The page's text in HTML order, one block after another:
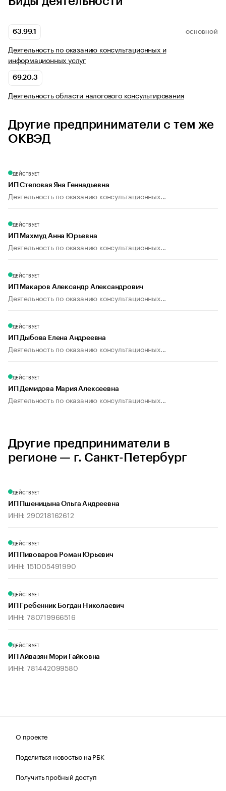
63.99.1 ОСНОВНОЙ
Деятельность по оказанию консультационных и
информационных услуг
69.20.3
Деятельность области налогового консультирования
Другие предприниматели с тем же
ОКВЭД
ДЕЙСТВУЕТ
ИП Степовая Яна Геннадьевна
Деятельность по оказанию консультационных...
ДЕЙСТВУЕТ
ИП Махмуд Анна Юрьевна
Деятельность по оказанию консультационных...
ДЕЙСТВУЕТ
ИП Макаров Александр Александрович
Деятельность по оказанию консультационных...
ДЕЙСТВУЕТ
ИП Дыбова Елена Андреевна
Деятельность по оказанию консультационных...
ДЕЙСТВУЕТ
ИП Демидова Мария Алексеевна
Деятельность по оказанию консультационных...
Другие предприниматели в
регионе — г. Санкт-Петербург
ДЕЙСТВУЕТ
ИП Пшеницына Ольга Андреевна
ИНН: 290218162612
ДЕЙСТВУЕТ
ИП Пивоваров Роман Юрьевич
ИНН: 151005491990
ДЕЙСТВУЕТ
ИП Гребенник Богдан Николаевич
ИНН: 780719966516
ДЕЙСТВУЕТ
ИП Айвазян Мэри Гайковна
ИНН: 781442099580
О проекте
Поделиться новостью на РБК
Получить пробный доступ